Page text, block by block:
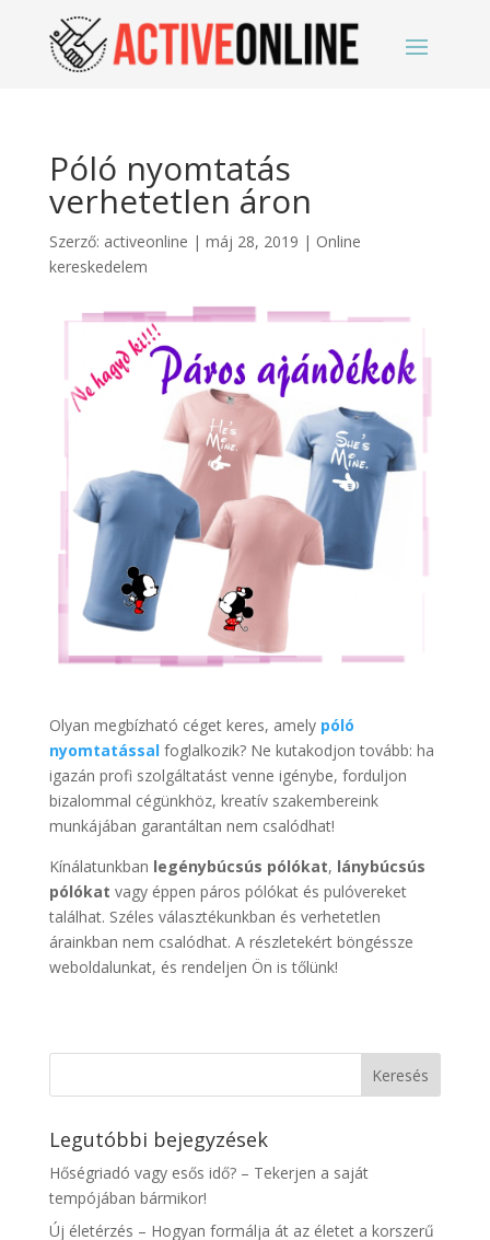
Póló nyomtatás
verhetetlen áron
Szerző: activeonline | máj 28, 2019 | Online
kereskedelem
Olyan megbízható céget keres, amely póló
nyomtatássalfoglalkozik? Ne kutakodjon tovább: ha
igazán profi szolgáltatást venne igénybe, forduljon
bizalommal cégünkhöz, kreatív szakembereink
munkájában garantáltan nem csalódhat!
Kínálatunkban legénybúcsús pólókat, lánybúcsús
pólókat vagy éppen páros pólókat és pulóvereket
találhat. Széles választékunkban és verhetetlen
árainkban nem csalódhat. A részletekért böngéssze
weboldalunkat, és rendeljen Ön is tőlünk!
Legutóbbi bejegyzések
Hőségriadó vagy esős idő? – Tekerjen a saját
tempójában bármikor!
Új életérzés – Hogyan formálja át az életet a korszerű